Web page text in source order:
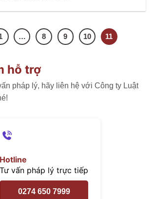
… 8 9 10 11
hỗ trợ
pháp lý, hãy liên hệ với Công ty Luật
Hotline
Tư vấn pháp lý trực tiếp
0274 650 7999